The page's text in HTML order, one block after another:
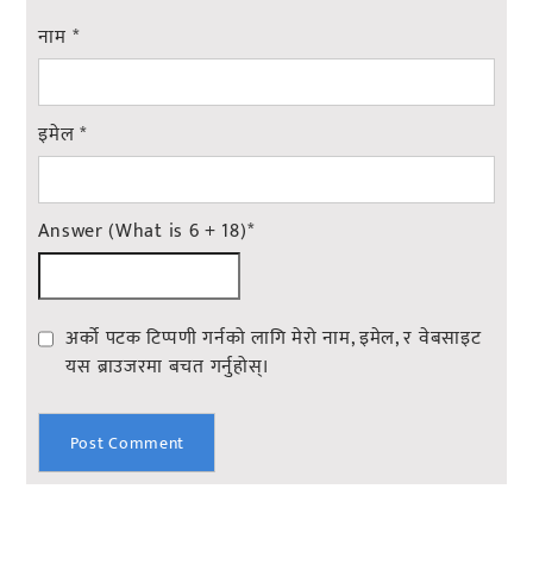
नाम *
इमेल*
Answer (What is 6 + 18)*
अर्को पटक टिप्पणी गर्नको लागि मेरो नाम, इमेल, र वेबसाइट
यस ब्राउजरमा बचत गर्नुहोस्।